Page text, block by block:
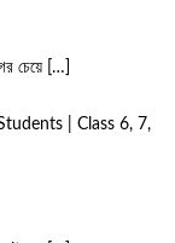
চেয়ে […]
| Class 6, 7,